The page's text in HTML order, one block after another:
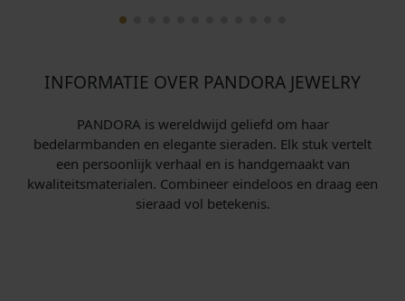
INFORMATIE OVER PANDORA JEWELRY
PANDORA is wereldwijd geliefd om haar
bedelarmbanden en elegante sieraden. Elk stuk vertelt
een persoonlijk verhaal en is handgemaakt van
kwaliteitsmaterialen. Combineer eindeloos en draag een
sieraad vol betekenis.